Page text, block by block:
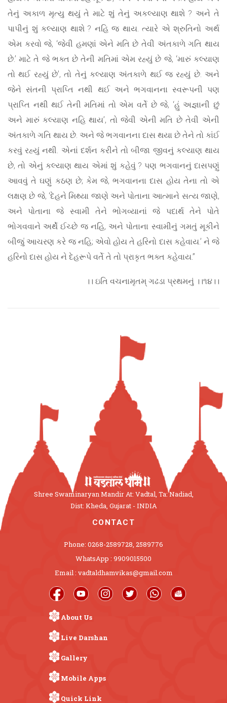
તેનું અકાળ મૃત્યુ થયું તે માટે શું તેનું અકલ્યાણ થાશે ? અને તે
પાપીનું શું કલ્યાણ થાશે ? નહિ જ થાય. ત્યારે એ શ્રુતિનો અર્થ
એમ કરવો જે, ‘જેવી હમણાં એને મતિ છે તેવી અંતકાળે ગતિ થાય
છે.’ માટે તે જે ભક્ત છે તેની મતિમાં એમ રહ્યું છે જે, ‘મારું કલ્યાણ
તો થઈ રહ્યું છે’, તો તેનું કલ્યાણ અંતકાળે થઈ જ રહ્યું છે. અને
જેને સંતની પ્રાપ્તિ નથી થઈ અને ભગવાનના સ્વરૂપની પણ
પ્રાપ્તિ નથી થઈ તેની મતિમાં તો એમ વર્તે છે જે, ‘હું અજ્ઞાની છું
અને મારું કલ્યાણ નહિ થાય’, તો જેવી એની મતિ છે તેવી એની
અંતકાળે ગતિ થાય છે. અને જે ભગવાનના દાસ થયા છે તેને તો કાંઈ
કરવું રહ્યું નથી. એનાં દર્શન કરીને તો બીજા જીવનું કલ્યાણ થાય
છે, તો એનું કલ્યાણ થાય એમાં શું કહેવું ? પણ ભગવાનનું દાસપણું
આવવું તે ઘણું કઠણ છે; કેમ જે, ભગવાનના દાસ હોય તેના તો એ
લક્ષણ છે જે, ‘દેહને મિથ્યા જાણે અને પોતાના આત્માને સત્ય જાણે,
અને પોતાના જે સ્વામી તેને ભોગવ્યાનાં જે પદાર્થ તેને પોતે
ભોગવવાને અર્થે ઈચ્છે જ નહિ, અને પોતાના સ્વામીનું ગમતું મૂકીને
બીજું આચરણ કરે જ નહિ; એવો હોય તે હરિનો દાસ કહેવાય.’ ને જે
હરિનો દાસ હોય ને દેહરૂપે વર્તે તે તો પ્રાકૃત ભક્ત કહેવાય.”
।। ઇતિ વચનામૃતમ્ ગઢડા પ્રથમનું ।।૧૪।।
Shree Swaminaryan Mandir At: Vadtal, Ta: Nadiad,
Dist: Kheda, Gujarat - INDIA
CONTACT
Phone: 0268-2589728, 2589776
WhatsApp : 9909015500
Email : vadtaldhamvikas@gmail.com
About Us
Live Darshan
Gallery
Mobile Apps
Quick Link